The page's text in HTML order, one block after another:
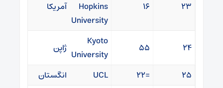
۲۳ ۱۶
Hopkins
University
آمریکا
۲۴ ۵۵
Kyoto
University ژاپن
۲۵
=۲۲ UCL انگستان